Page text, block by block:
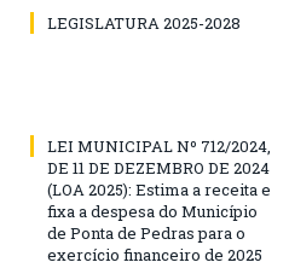
LEGISLATURA 2025-2028
LEI MUNICIPAL Nº 712/2024,
DE 11 DE DEZEMBRO DE 2024
(LOA 2025): Estima a receita e
fixa a despesa do Município
de Ponta de Pedras para o
exercício financeiro de 2025